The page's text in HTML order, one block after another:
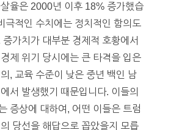
율은 2000년 이후 18% 증가했습
극적인 수치에는 정치적인 함의도
증가치가 대부분 경제적 호황에서
제 위기 당시에는 큰 타격을 입은
, 교육 수준이 낮은 중년 백인 남
서 발생했기 때문입니다. 이들의
증상에 대하여, 어떤 이들은 트럼
당선을 해답으로 꼽았을지 모릅